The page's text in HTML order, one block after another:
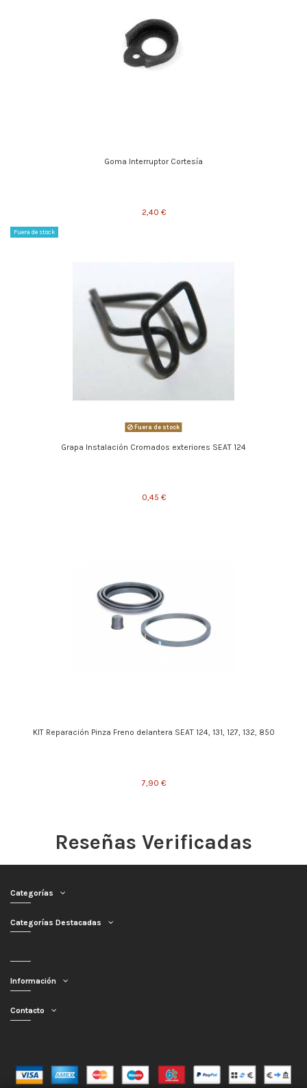
Goma Interruptor Cortesía
2,40 €
Fuera de stock
Fuera de stock
Grapa Instalación Cromados exteriores SEAT 124
0,45 €
KIT Reparación Pinza Freno delantera SEAT 124, 131, 127, 132, 850
7,90 €
Reseñas Verificadas
Categorías
Categorías Destacadas
Información
Contacto